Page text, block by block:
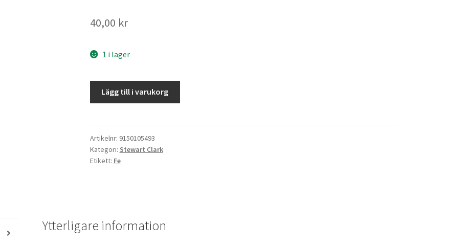
40,00 kr
1 i lager
English
perfekt
mängd
Lägg till i varukorg
Artikelnr: 9150105493
Kategori: Stewart Clark
Etikett: Fe
Ytterligare information